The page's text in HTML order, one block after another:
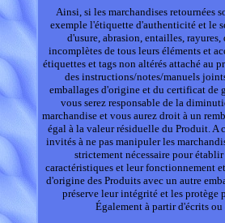
Ainsi, si les marchandises retournées
exemple l'étiquette d'authenticité et le
d'usure, abrasion, entailles,
incomplètes de tous leurs éléments et
étiquettes et tags non altérés attaché au
des instructions/notes/manuels
emballages d'origine et du certificat de
vous serez responsable de la
marchandise et vous aurez droit à un
égal à la valeur résiduelle du Produit. A
invités à ne pas manipuler les
strictement nécessaire pour
caractéristiques et leur fonctionnement
d'origine des Produits avec un autre
préserve leur intégrité et les protège
Également à partir d'écrits